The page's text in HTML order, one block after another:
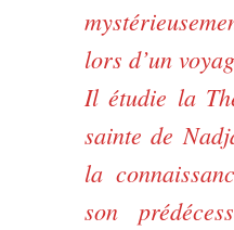
lors d’un
Il étudie la
sainte de
la
son